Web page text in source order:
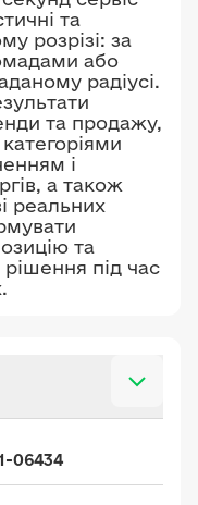
та
розрізі: за
або
радіусі.
та продажу,
і
а також
реальних
та
під час
06434